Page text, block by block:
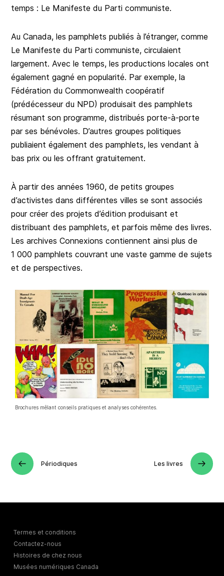
temps : Le Manifeste du Parti communiste.
Au Canada, les pamphlets publiés à l’étranger, comme
Le Manifeste du Parti communiste, circulaient
largement. Avec le temps, les productions locales ont
également gagné en popularité. Par exemple, la
Fédération du Commonwealth coopératif
(prédécesseur du NPD) produisait des pamphlets
résumant son programme, distribués porte-à-porte
par ses bénévoles. D’autres groupes politiques
publiaient également des pamphlets, les vendant à
bas prix ou les offrant gratuitement.
À partir des années 1960, de petits groupes
d’activistes dans différentes villes se sont associés
pour créer des projets d’édition produisant et
distribuant des pamphlets, et parfois même des livres.
Les archives Connexions contiennent ainsi plus de
1 000 pamphlets couvrant une vaste gamme de sujets
et de perspectives.
Brochures mêlant conseils pratiques et analyses cohérentes.
Périodiques Les livres
Termes et conditions
Contactez-nous
Histoires de chez nous
Musées numériques Canada